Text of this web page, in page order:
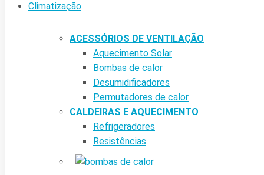
Climatização
ACESSÓRIOS DE VENTILAÇÃO
Aquecimento Solar
Bombas de calor
Desumidificadores
Permutadores de calor
CALDEIRAS E AQUECIMENTO
Refrigeradores
Resistências